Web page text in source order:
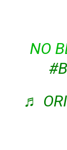
NO
♬